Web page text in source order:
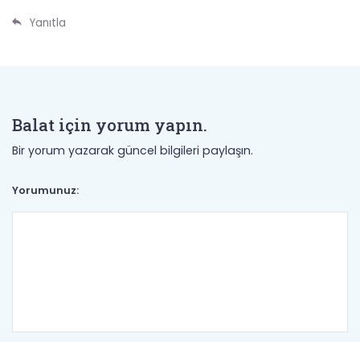
Yanıtla
Balat için yorum yapın.
Bir yorum yazarak güncel bilgileri paylaşın.
Yorumunuz: